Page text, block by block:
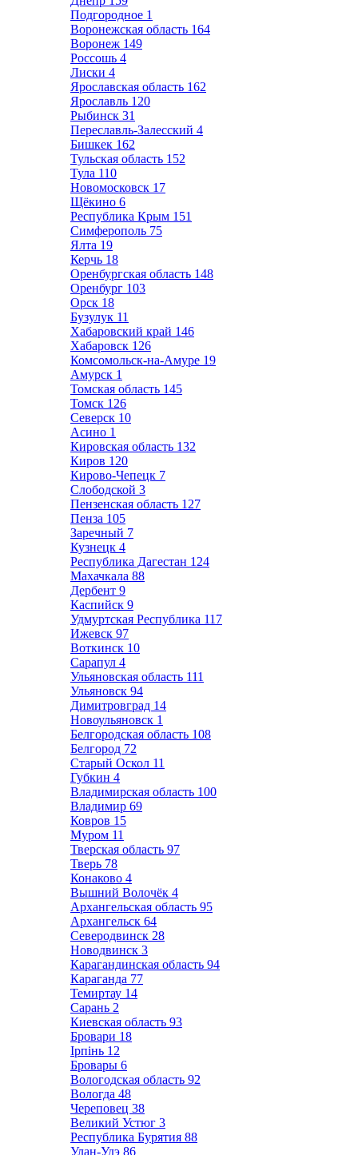
Подгородное 1
Воронежская область 164
Воронеж 149
Россошь 4
Лиски 4
Ярославская область 162
Ярославль 120
Рыбинск 31
Переславль-Залесский 4
Бишкек 162
Тульская область 152
Тула 110
Новомосковск 17
Щёкино 6
Республика Крым 151
Симферополь 75
Ялта 19
Керчь 18
Оренбургская область 148
Оренбург 103
Орск 18
Бузулук 11
Хабаровский край 146
Хабаровск 126
Комсомольск-на-Амуре 19
Амурск 1
Томская область 145
Томск 126
Северск 10
Асино 1
Кировская область 132
Киров 120
Кирово-Чепецк 7
Слободской 3
Пензенская область 127
Пенза 105
Заречный 7
Кузнецк 4
Республика Дагестан 124
Махачкала 88
Дербент 9
Каспийск 9
Удмуртская Республика 117
Ижевск 97
Воткинск 10
Сарапул 4
Ульяновская область 111
Ульяновск 94
Димитровград 14
Новоульяновск 1
Белгородская область 108
Белгород 72
Старый Оскол 11
Губкин 4
Владимирская область 100
Владимир 69
Ковров 15
Муром 11
Тверская область 97
Тверь 78
Конаково 4
Вышний Волочёк 4
Архангельская область 95
Архангельск 64
Северодвинск 28
Новодвинск 3
Карагандинская область 94
Караганда 77
Темиртау 14
Сарань 2
Киевская область 93
Бровари 18
Ірпінь 12
Бровары 6
Вологодская область 92
Вологда 48
Череповец 38
Великий Устюг 3
Республика Бурятия 88
Улан-Удэ 86